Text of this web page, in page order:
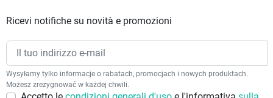
Ricevi notifiche su novità e promozioni
Wysyłamy tylko informacje o rabatach, promocjach i nowych produktach.
Możesz zrezygnować w każdej chwili.